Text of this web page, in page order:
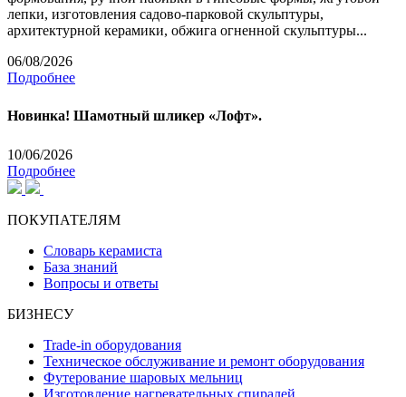
лепки, изготовления садово-парковой скульптуры,
архитектурной керамики, обжига огненной скульптуры...
06/08/2026
Подробнее
Новинка! Шамотный шликер «Лофт».
10/06/2026
Подробнее
ПОКУПАТЕЛЯМ
Словарь керамиста
База знаний
Вопросы и ответы
БИЗНЕСУ
Trade-in оборудования
Техническое обслуживание и ремонт оборудования
Футерование шаровых мельниц
Изготовление нагревательных спиралей